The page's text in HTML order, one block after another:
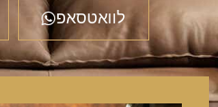
לוואטסאפ